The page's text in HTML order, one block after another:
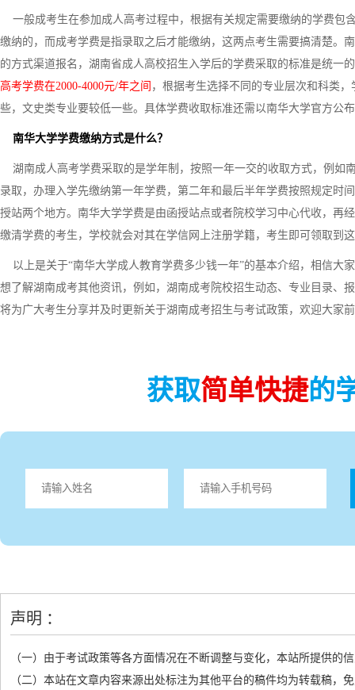
一般成考生在参加成人高考过程中，根据有关规定需要缴纳的学费包
缴纳的，而成考学费是指录取之后才能缴纳，这两点考生需要搞清楚。
的方式渠道报名，湖南省成人高校招生入学后的学费采取的标准是统一
高考学费在2000-4000元/年之间 ，根据考生选择不同的专业层次和科类
些，文史类专业要较低一些。具体学费收取标准还需以南华大学官方公
南华大学学费缴纳方式是什么？
湖南成人高考学费采取的是学年制，按照一年一交的收取方式，例如
录取，办理入学先缴纳第一年学费，第二年和最后半年学费按照规定时
授站两个地方。南华大学学费是由函授站点或者院校学习中心代收，再
缴清学费的考生，学校就会对其在学信网上注册学籍，考生即可领取到
以上是关于“南华大学成人教育学费多少钱一年”的基本介绍，相信大
想了解湖南成考其他资讯，例如，湖南成考院校招生动态、专业目录、
将为广大考生分享并及时更新关于湖南成考招生与考试政策，欢迎大家
获取简单快捷的
声明 ：
（一）由于考试政策等各方面情况在不断调整与变化，本站所提供的
（二）本站在文章内容来源出处标注为其他平台的稿件均为转载稿